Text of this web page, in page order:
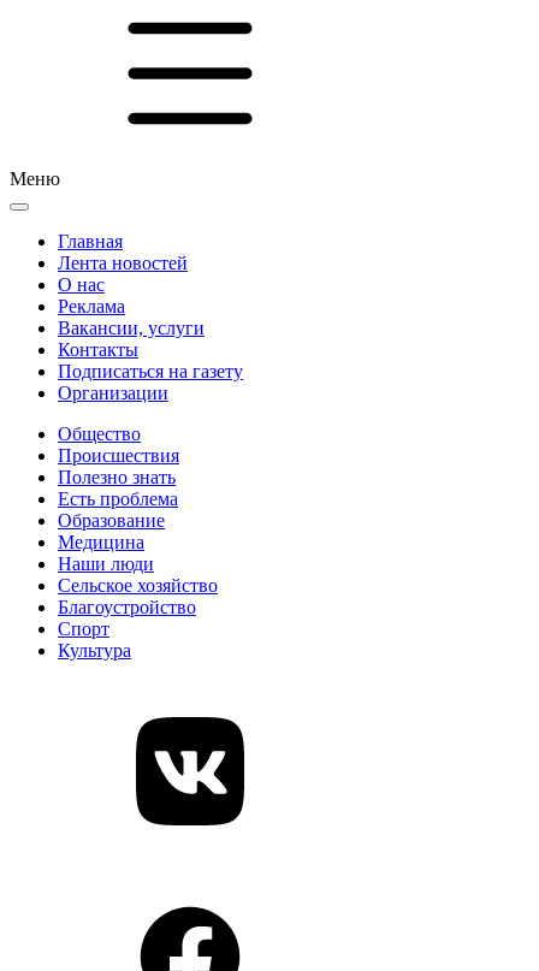
Меню
Главная
Лента новостей
О нас
Реклама
Вакансии, услуги
Контакты
Подписаться на газету
Организации
Общество
Происшествия
Полезно знать
Есть проблема
Образование
Медицина
Наши люди
Сельское хозяйство
Благоустройство
Спорт
Культура